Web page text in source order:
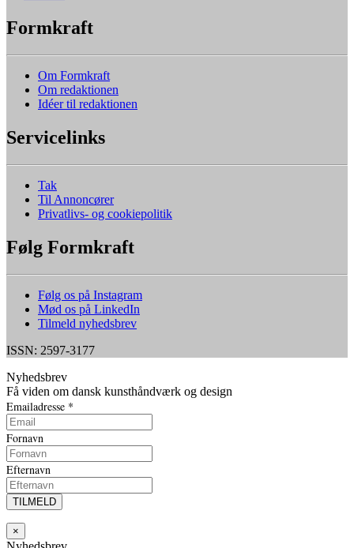
Formkraft
Om Formkraft
Om redaktionen
Idéer til redaktionen
Servicelinks
Tak
Til Annoncører
Privatlivs- og cookiepolitik
Følg Formkraft
Følg os på Instagram
Mød os på LinkedIn
Tilmeld nyhedsbrev
ISSN: 2597-3177
Nyhedsbrev
Få viden om dansk kunsthåndværk og design
Emailadresse *
Fornavn
Efternavn
×